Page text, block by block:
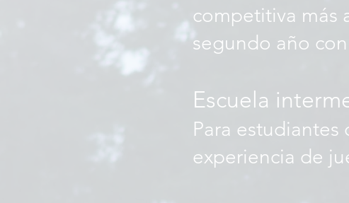
competitiva más
segundo año
Escuela
Para
experiencia de